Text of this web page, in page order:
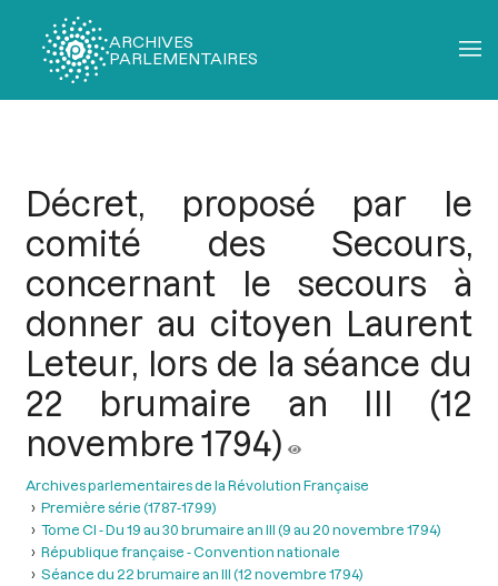
ARCHIVES
PARLEMENTAIRES
Décret, proposé par le
comité des Secours,
concernant le secours à
donner au citoyen Laurent
Leteur, lors de la séance du
22 brumaire an III (12
novembre 1794)
Archives parlementaires de la Révolution Française
Première série (1787-1799)
Tome CI - Du 19 au 30 brumaire an III (9 au 20 novembre 1794)
République française - Convention nationale
Séance du 22 brumaire an III (12 novembre 1794)